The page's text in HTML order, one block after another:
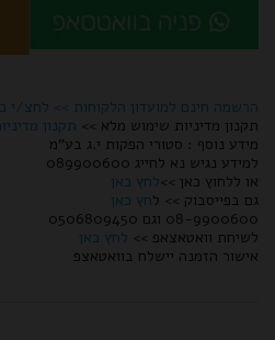
הרשמה חינם למועדון הלקוחות >> לחצ/י
תקנון מדיניות שימוש מלא >> תקנון
מידע נוסף : סטורי הפקות י.ג בע"מ
למידע נגיש נא לחייג 089900600
או ללחוץ כאן >>לחץ כאן
גם בפייסבוק >> לחץ כאן
08-9900600 וגם 0506809450
לשיחת וואטאצאפ >> לחץ כאן
אישור הזמנה יישלח בוואטאצפ